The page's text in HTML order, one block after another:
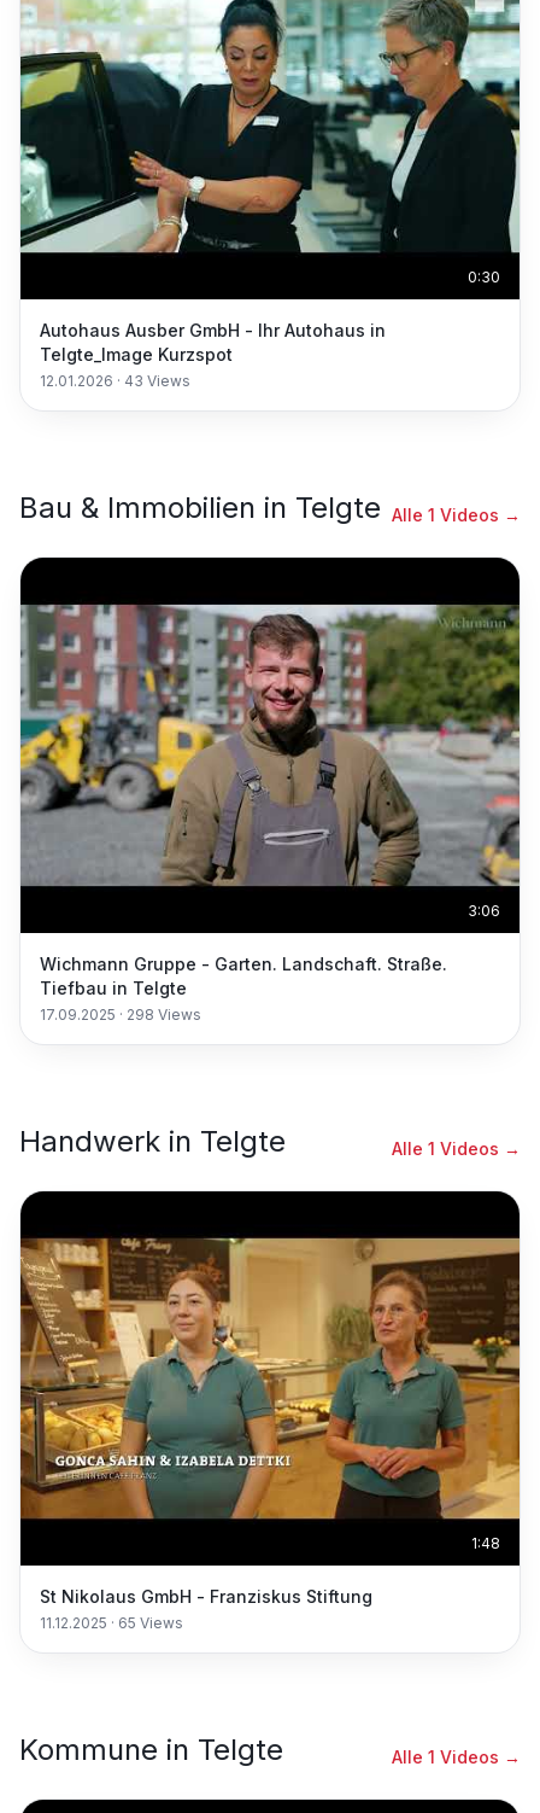
0:30
Autohaus Ausber GmbH - Ihr Autohaus in
Telgte_Image Kurzspot
12.01.2026 · 43 Views
Bau & Immobilien in Telgte Alle 1 Videos →
3:06
Wichmann Gruppe - Garten. Landschaft. Straße.
Tiefbau in Telgte
17.09.2025 · 298 Views
Handwerk in Telgte Alle 1 Videos →
1:48
St Nikolaus GmbH - Franziskus Stiftung
11.12.2025 · 65 Views
Kommune in Telgte Alle 1 Videos →